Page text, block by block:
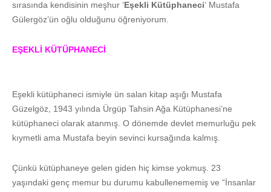
sırasında kendisinin meşhur ‘Eşekli Kütüphaneci‘ Mustafa
Gülergöz’ün oğlu olduğunu öğreniyorum.
EŞEKLİ KÜTÜPHANECİ
Eşekli kütüphaneci ismiyle ün salan kitap aşığı Mustafa
Güzelgöz, 1943 yılında Ürgüp Tahsin Ağa Kütüphanesi’ne
kütüphaneci olarak atanmış. O dönemde devlet memurluğu pek
kıymetli ama Mustafa beyin sevinci kursağında kalmış.
Çünkü kütüphaneye gelen giden hiç kimse yokmuş. 23
yaşındaki genç memur bu durumu kabullenememiş ve “İnsanlar